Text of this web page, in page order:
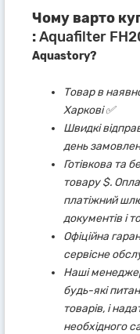
Чому варто
:Aquafilter
Aquastory?
Товар в
Харкові ✅
Швидкі
день
Готівкова та
товару $.
платіжний
документів і
Офіційна
сервісне
Наші
будь-які
товарів, і
необхідного